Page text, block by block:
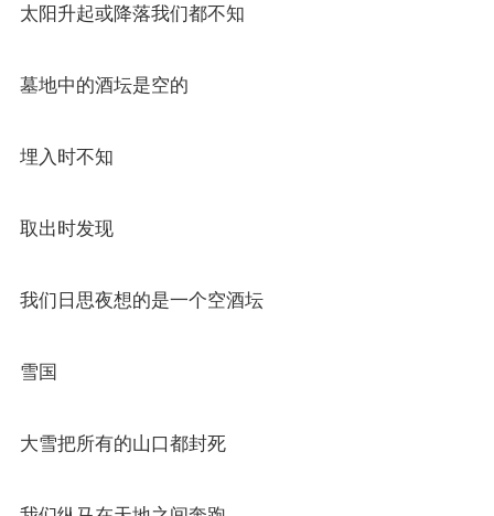
太阳升起或降落我们都不知
墓地中的酒坛是空的
埋入时不知
取出时发现
我们日思夜想的是一个空酒坛
雪国
大雪把所有的山口都封死